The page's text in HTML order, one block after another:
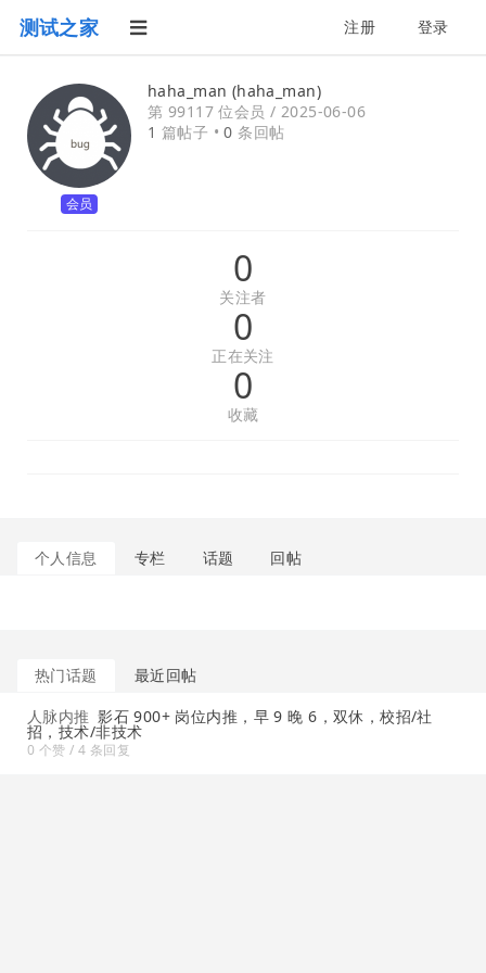
测试之家 注册 登录
会员
haha_man (haha_man)
第 99117 位会员 / 2025-06-06
1 篇帖子 •0 条回帖
0
关注者
0
正在关注
0
收藏
个人信息 专栏 话题 回帖
热门话题
最近回帖
人脉内推 影石 900+ 岗位内推，早 9 晚 6，双休，校招/社
招，技术/非技术
0 个赞 / 4 条回复